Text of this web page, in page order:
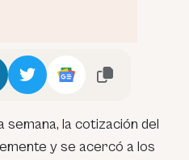
semana, la cotización del
y se acercó a los